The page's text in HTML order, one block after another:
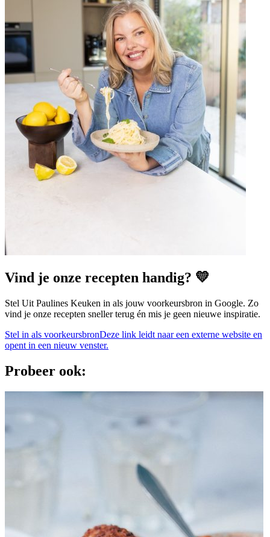
Vind je onze recepten handig? 💛
Stel Uit Paulines Keuken in als jouw voorkeursbron in Google. Zo
vind je onze recepten sneller terug én mis je geen nieuwe inspiratie.
Stel in als voorkeursbronDeze link leidt naar een externe website en
opent in een nieuw venster.
Probeer ook: